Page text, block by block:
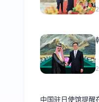
中国驻日使馆提醒